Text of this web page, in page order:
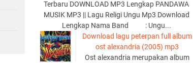
Terbaru DOWNLOAD MP3 Lengkap PANDAWA
MUSIK MP3 || Lagu Religi Ungu Mp3 Download
Lengkap Nama Band : Ungu...
Download lagu peterpan full album
ost alexandria (2005) mp3
Ost alexandria merupakan album